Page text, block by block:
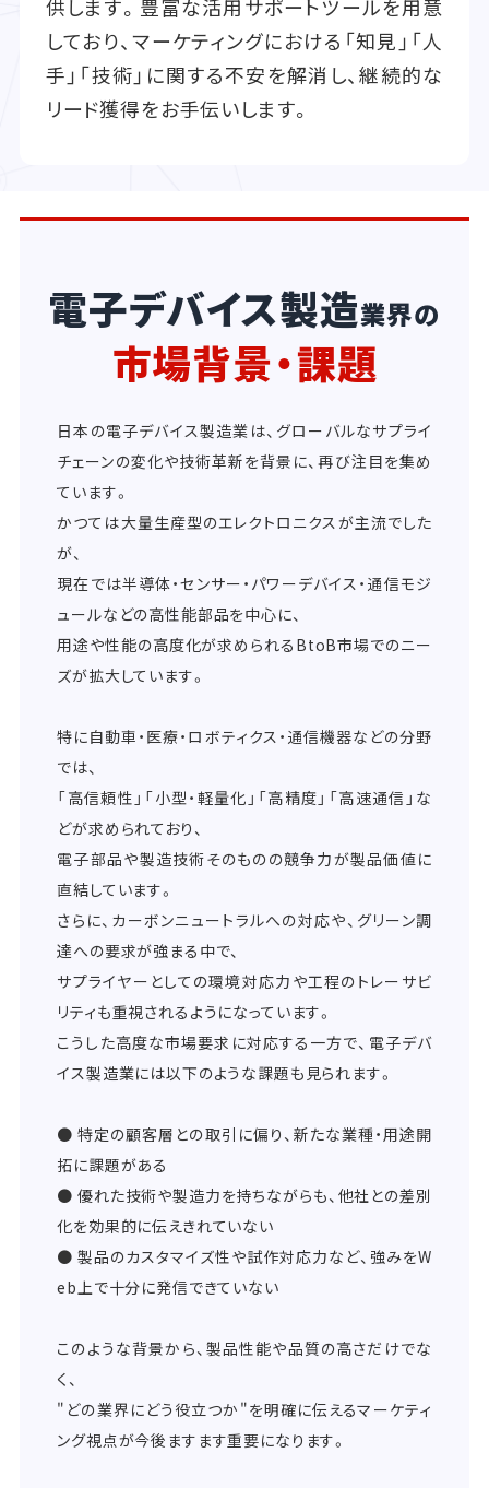
供します。豊富な活用サポートツールを用意
しており、マーケティングにおける「知見」「人
手」「技術」に関する不安を解消し、継続的な
リード獲得をお手伝いします。
電子デバイス製造業界の
市場背景・課題
日本の電子デバイス製造業は、グローバルなサプライ
チェーンの変化や技術革新を背景に、再び注目を集め
ています。
かつては大量生産型のエレクトロニクスが主流でした
が、
現在では半導体・センサー・パワーデバイス・通信モジ
ュールなどの高性能部品を中心に、
用途や性能の高度化が求められるBtoB市場でのニー
ズが拡大しています。
特に自動車・医療・ロボティクス・通信機器などの分野
では、
「高信頼性」「小型・軽量化」「高精度」「高速通信」な
どが求められており、
電子部品や製造技術そのものの競争力が製品価値に
直結しています。
さらに、カーボンニュートラルへの対応や、グリーン調
達への要求が強まる中で、
サプライヤーとしての環境対応力や工程のトレーサビ
リティも重視されるようになっています。
こうした高度な市場要求に対応する一方で、電子デバ
イス製造業には以下のような課題も見られます。
● 特定の顧客層との取引に偏り、新たな業種・用途開
拓に課題がある
● 優れた技術や製造力を持ちながらも、他社との差別
化を効果的に伝えきれていない
● 製品のカスタマイズ性や試作対応力など、強みをW
eb上で十分に発信できていない
このような背景から、製品性能や品質の高さだけでな
く、
"どの業界にどう役立つか"を明確に伝えるマーケティ
ング視点が今後ますます重要になります。